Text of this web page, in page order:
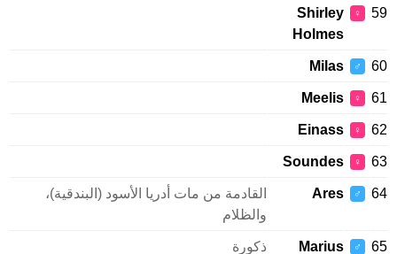
♀
Shirley
Holmes
♂
Milas
♀
Meelis
♀
Einass
♀
Soundes
♂
Ares
القادمة من مات أدريا الأسود (البندقية)،
والظلام
♂
Marius ذكورة